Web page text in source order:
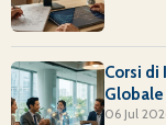
Corsi
Globale
06 Jul